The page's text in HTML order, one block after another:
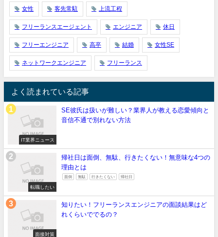
女性 客先常駐 上流工程
フリーランスエージェント エンジニア 休日
フリーエンジニア 高卒 結婚 女性SE
ネットワークエンジニア フリーランス
よく読まれている記事
IT業界ニュース
SE彼氏は扱いが難しい？業界人が教える恋愛傾向と
音信不通で別れない方法
転職したい
帰社日は面倒、無駄、行きたくない！無意味な4つの
理由とは
面倒 無駄 行きたくない 帰社日
面接対策
知りたい！フリーランスエンジニアの面談結果はど
れくらいででるの？